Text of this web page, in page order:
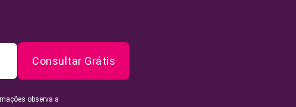
Consultar Grátis
observa a